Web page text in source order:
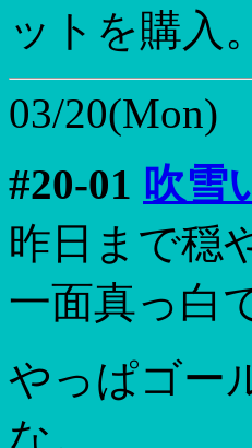
ットを購入
03/20(Mon)
#20-01 吹雪
昨日まで穏
一面真っ白
やっぱゴー
な。